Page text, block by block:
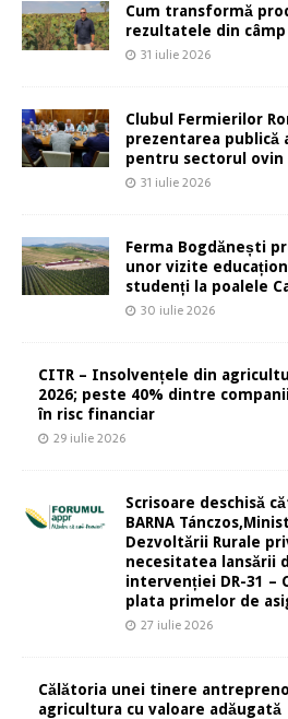
Cum transformă
rezultatele din
31 iulie 2026
Clubul Fermierilor
prezentarea publică
pentru sectorul
31 iulie 2026
Ferma Bogdănești
unor vizite
studenți la poalele
30 iulie 2026
CITR – Insolvențele din
2026; peste 40% dintre
în risc financiar
29 iulie 2026
Scrisoare deschisă
BARNA
Dezvoltării Rurale
necesitatea lansării
intervenției DR-31 –
plata primelor de
27 iulie 2026
Călătoria unei tinere
agricultura cu valoare adăugată